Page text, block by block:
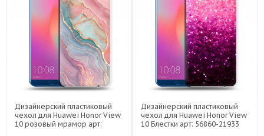
Дизайнерский пластиковый
чехол для Huawei Honor View
10 розовый мрамор арт:
Дизайнерский пластиковый
чехол для Huawei Honor View
10 Блестки арт: 56860-21933